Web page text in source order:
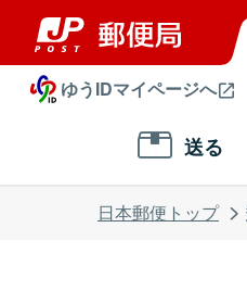
ゆうIDマイページへ
送る
日本郵便トップ